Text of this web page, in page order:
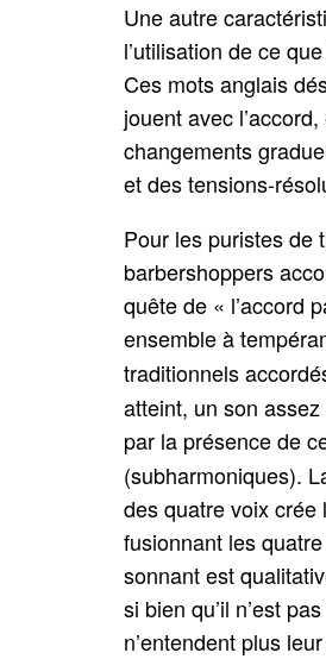
Une autre
l’utilisation de ce
Ces mots anglais
jouent avec
changements
et des tensions-
Pour les puristes de
barbershoppers
quête de « l’accord
ensemble à
traditionnels
atteint, un son
par la présence de
(subharmoniques).
des quatre voix crée
fusionnant les
sonnant est
si bien qu’il n’est
n’entendent plus